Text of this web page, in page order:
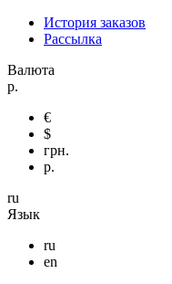
История заказов
Рассылка
Валюта
р.
€
$
грн.
р.
ru
Язык
ru
en